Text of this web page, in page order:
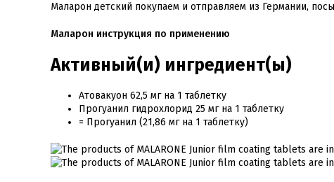
Маларон детский покупаем и отправляем из Германии,
Маларон инструкция по применению
Активный(и) ингредиент(ы)
Атовакуон 62,5 мг на 1 таблетку
Прогуанил гидрохлорид 25 мг на 1 таблетку
= Прогуанил (21,86 мг на 1 таблетку)